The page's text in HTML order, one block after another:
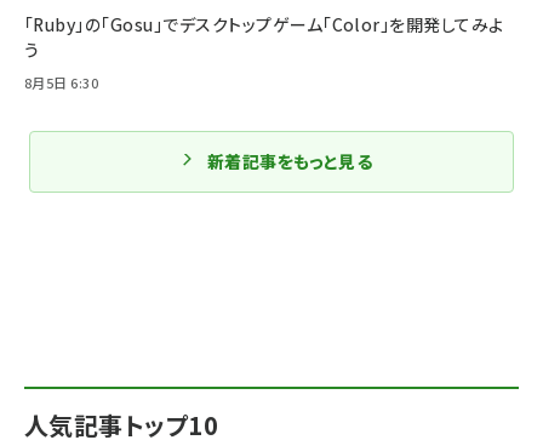
人気記事トップ10
「Ruby」の「Gosu」でデスクトップゲーム「Color」を開発してみよ
う
8月5日 6:30
新着記事をもっと見る